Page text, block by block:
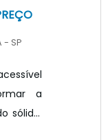
- SP
a
sólido,
torna